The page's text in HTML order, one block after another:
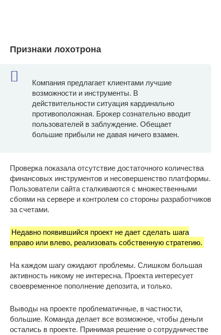
Признаки лохотрона
Компания предлагает клиентами лучшие
возможности и инструменты. В
действительности ситуация кардинально
противоположная. Брокер сознательно вводит
пользователей в заблуждение. Обещает
большие прибыли не давая ничего взамен.
Проверка показала отсутствие достаточного количества
финансовых инструментов и несовершенство платформы.
Пользователи сайта сталкиваются с множественными
сбоями на сервере и контролем со стороны разработчиков
за счетами.
Недавно появившийся проект не дает сделать шага
вправо или влево, реализовать собственную стратегию.
На каждом шагу ожидают проблемы. Слишком большая
активность никому не интересна. Проекта интересует
своевременное пополнение депозита, и только.
Выводы на проекте проблематичные, в частности,
большие. Команда делает все возможное, чтобы деньги
остались в проекте. Принимая решение о сотрудничестве